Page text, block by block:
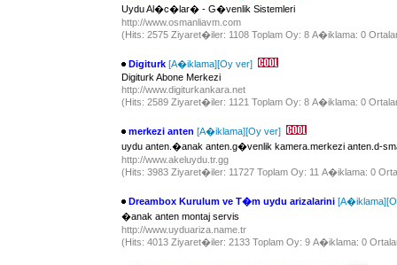
Uydu Al�c�lar� - G�venlik Sistemleri
http://www.osmanliavm.com
(Hits: 2575 Ziyaret�iler: 1108 Toplam Oy: 8 A�iklama: 0
Digiturk [A�iklama][Oy ver]
Digiturk Abone Merkezi
http://www.digiturkankara.net
(Hits: 2589 Ziyaret�iler: 1121 Toplam Oy: 8 A�iklama: 0
merkezi anten [A�iklama][Oy ver]
uydu anten.�anak anten.g�venlik kamera.merkezi anten.d-
http://www.akeluydu.tr.gg
(Hits: 3983 Ziyaret�iler: 11727 Toplam Oy: 11 A�iklama: 0
Dreambox Kurulum ve T�m uydu arizalarini [A�iklama]
�anak anten montaj servis
http://www.uyduariza.name.tr
(Hits: 4013 Ziyaret�iler: 2133 Toplam Oy: 9 A�iklama: 0